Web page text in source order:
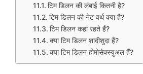
टिम डिलन की लंबाई कितनी है?
टिम डिलन की नेट वर्थ क्या है?
टिम डिलन कहां रहते हैं?
क्या टिम डिलन शादीशुदा हैं?
क्या टिम डिलन होमोसेक्स्युअल हैं?